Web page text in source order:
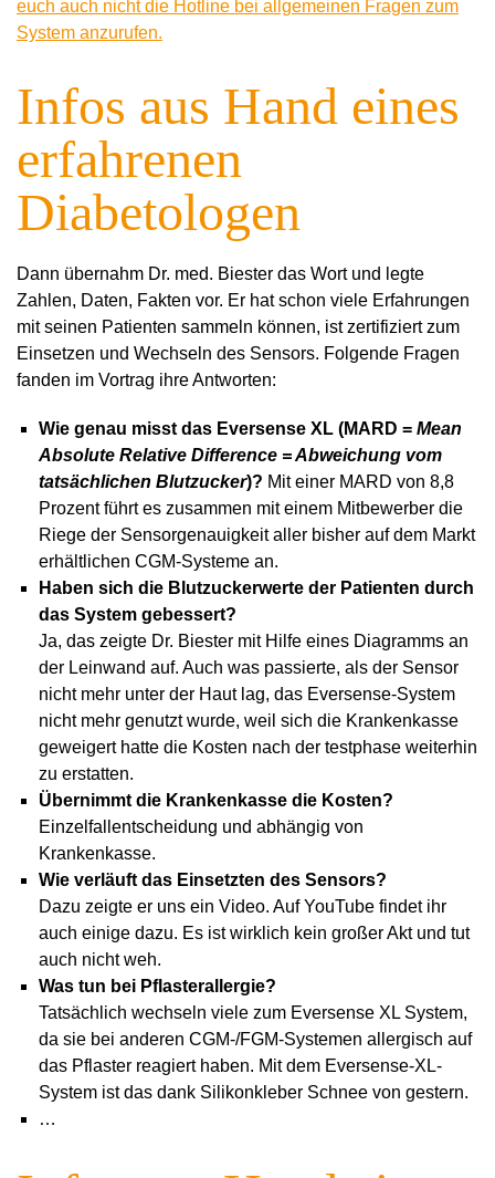
euch auch nicht die Hotline bei allgemeinen Fragen zum
System anzurufen.
Infos aus Hand eines
erfahrenen
Diabetologen
Dann übernahm Dr. med. Biester das Wort und legte
Zahlen, Daten, Fakten vor. Er hat schon viele Erfahrungen
mit seinen Patienten sammeln können, ist zertifiziert zum
Einsetzen und Wechseln des Sensors. Folgende Fragen
fanden im Vortrag ihre Antworten:
Wie genau misst das Eversense XL (MARD = Mean
Absolute Relative Difference = Abweichung vom
tatsächlichen Blutzucker)? Mit einer MARD von 8,8
Prozent führt es zusammen mit einem Mitbewerber die
Riege der Sensorgenauigkeit aller bisher auf dem Markt
erhältlichen CGM-Systeme an.
Haben sich die Blutzuckerwerte der Patienten durch
das System gebessert?
Ja, das zeigte Dr. Biester mit Hilfe eines Diagramms an
der Leinwand auf. Auch was passierte, als der Sensor
nicht mehr unter der Haut lag, das Eversense-System
nicht mehr genutzt wurde, weil sich die Krankenkasse
geweigert hatte die Kosten nach der testphase weiterhin
zu erstatten.
Übernimmt die Krankenkasse die Kosten?
Einzelfallentscheidung und abhängig von
Krankenkasse.
Wie verläuft das Einsetzten des Sensors?
Dazu zeigte er uns ein Video. Auf YouTube findet ihr
auch einige dazu. Es ist wirklich kein großer Akt und tut
auch nicht weh.
Was tun bei Pflasterallergie?
Tatsächlich wechseln viele zum Eversense XL System,
da sie bei anderen CGM-/FGM-Systemen allergisch auf
das Pflaster reagiert haben. Mit dem Eversense-XL-
System ist das dank Silikonkleber Schnee von gestern.
…